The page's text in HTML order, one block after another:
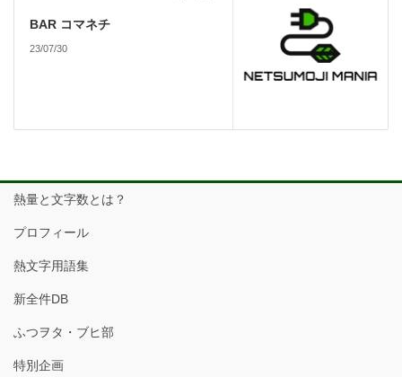
BAR コマネチ
23/07/30
熱量と文字数とは？
プロフィール
熱文字用語集
新全件DB
ふつヲタ・ブヒ部
特別企画